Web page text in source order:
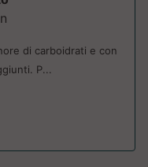
di carboidrati e con
P...